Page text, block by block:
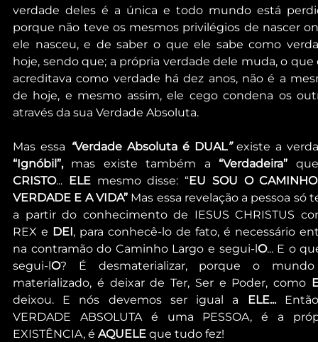
verdade deles é a única e todo mundo está
porque não teve os mesmos privilégios de nascer
ele nasceu, e de saber o que ele sabe como
hoje, sendo que; a própria verdade dele muda, o que
acreditava como verdade há dez anos, não é a
de hoje, e mesmo assim, ele cego condena os
através da sua Verdade Absoluta.
Mas essa “Verdade Absoluta é DUAL”
“Ignóbil”, mas existe também a “Verdadeira”
CRISTO... ELE mesmo disse: “EU SOU O
VERDADE E A VIDA” Mas essa revelação a pessoa só
a partir do conhecimento de IESUS CHRISTUS
REX e DEI, para conhecê-lo de fato, é necessário
na contramão do Caminho Largo e segui-l O... E o
segui-l O? É desmaterializar, porque o
materializado, é deixar de Ter, Ser e Poder, como
deixou. E nós devemos ser igual a
ELE...
VERDADE ABSOLUTA é uma PESSOA, é a
EXISTÊNCIA, é AQUELE que tudo fez!